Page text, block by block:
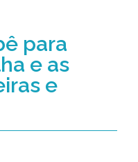
para
e as
e